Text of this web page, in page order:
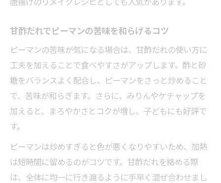
唐揚げのリメイクレシピとしても人気があります。
甘酢だれでピーマンの苦味を和らげるコツ
ピーマンの苦味が気になる場合は、甘酢だれの使い方に
工夫を加えることで食べやすさがアップします。酢と砂
糖をバランスよく配合し、ピーマンをさっと炒めること
で、苦味が和らぎます。さらに、みりんやケチャップを
加えると、まろやかさとコクが増し、子どもにも好評で
す。
ピーマンは炒めすぎると色が悪くなりやすいため、加熱
は短時間に留めるのがコツです。甘酢だれを絡める際
は、全体に均一に行き渡るように手早く混ぜ合わせまし